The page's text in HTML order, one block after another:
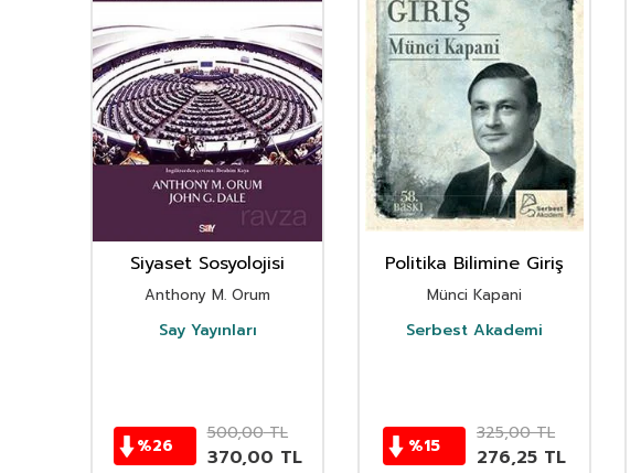
Siyaset Sosyolojisi
Anthony M. Orum
Say Yayınları
%26
500,00TL
370,00 TL
Politika Bilimine Giriş
Münci Kapani
Serbest Akademi
%15
325,00TL
276,25 TL